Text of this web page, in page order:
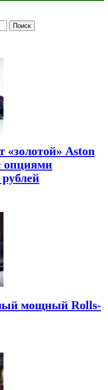
«золотой» Aston
опциями
мощный Rolls-